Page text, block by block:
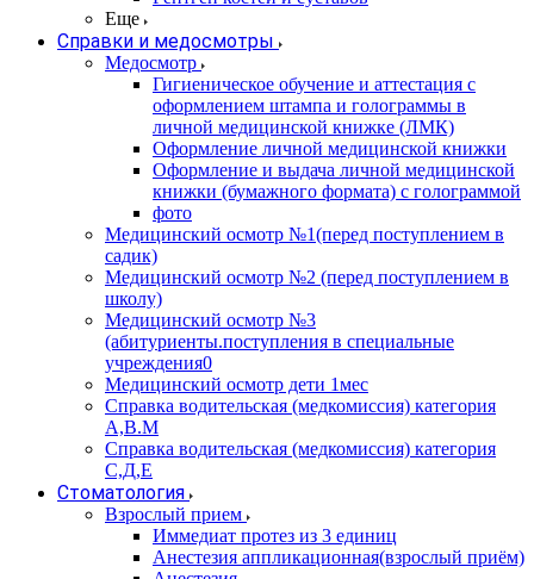
Еще
Справки и медосмотры
Медосмотр
Гигиеническое обучение и аттестация с
оформлением штампа и голограммы в
личной медицинской книжке (ЛМК)
Оформление личной медицинской книжки
Оформление и выдача личной медицинской
книжки (бумажного формата) с голограммой
фото
Медицинский осмотр №1(перед поступлением в
садик)
Медицинский осмотр №2 (перед поступлением в
школу)
Медицинский осмотр №3
(абитуриенты.поступления в специальные
учреждения0
Медицинский осмотр дети 1мес
Справка водительская (медкомиссия) категория
А,В.М
Справка водительская (медкомиссия) категория
С,Д,Е
Стоматология
Взрослый прием
Иммедиат протез из 3 единиц
Анестезия аппликационная(взрослый приём)